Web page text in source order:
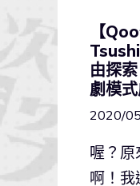
【
由探
劇模式
2020/
喔？原
啊！